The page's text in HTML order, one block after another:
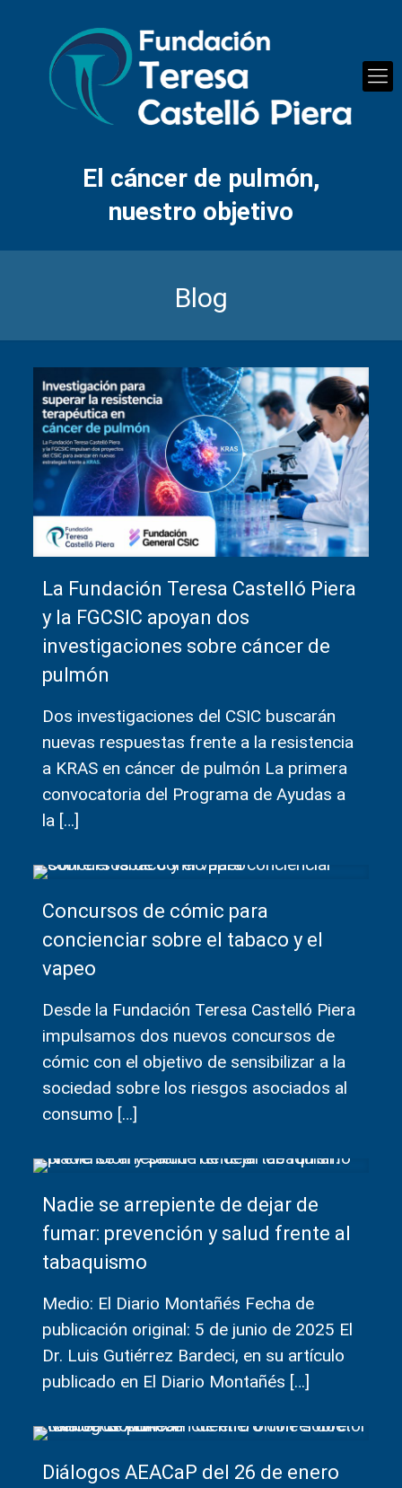
El cáncer de pulmón,
nuestro objetivo
Blog
La Fundación Teresa Castelló Piera
y la FGCSIC apoyan dos
investigaciones sobre cáncer de
pulmón
Dos investigaciones del CSIC buscarán
nuevas respuestas frente a la resistencia
a KRAS en cáncer de pulmón La primera
convocatoria del Programa de Ayudas a
la […]
Concursos de cómic para
concienciar sobre el tabaco y el
vapeo
Desde la Fundación Teresa Castelló Piera
impulsamos dos nuevos concursos de
cómic con el objetivo de sensibilizar a la
sociedad sobre los riesgos asociados al
consumo […]
Nadie se arrepiente de dejar de
fumar: prevención y salud frente al
tabaquismo
Medio: El Diario Montañés Fecha de
publicación original: 5 de junio de 2025 El
Dr. Luis Gutiérrez Bardeci, en su artículo
publicado en El Diario Montañés […]
Diálogos AEACaP del 26 de enero